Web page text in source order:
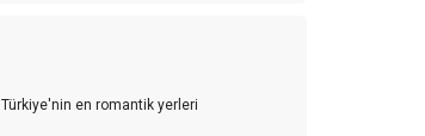
Türkiye'nin en romantik yerleri